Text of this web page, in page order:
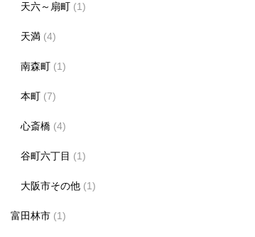
天六～扇町 (1)
天満 (4)
南森町 (1)
本町 (7)
心斎橋 (4)
谷町六丁目 (1)
大阪市その他 (1)
富田林市 (1)